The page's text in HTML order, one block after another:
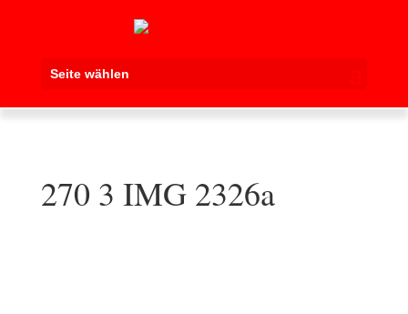
Seite wählen
270 3 IMG 2326a